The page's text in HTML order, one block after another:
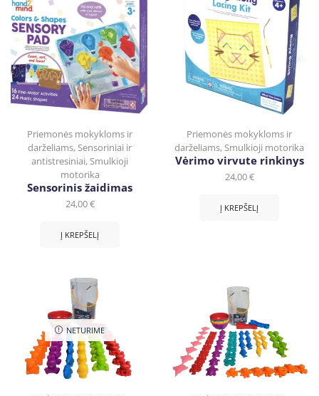
Priemonės mokykloms ir
darželiams,Sensoriniai ir
antistresiniai,Smulkioji
motorika
Sensorinis žaidimas
24,00€
Į KREPŠELĮ
Priemonės mokykloms ir
darželiams,Smulkioji motorika
Vėrimo virvute rinkinys
24,00€
Į KREPŠELĮ
NETURIME